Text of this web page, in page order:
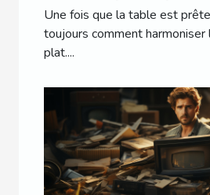
Une fois que la table est
toujours comment harmoniser
plat....